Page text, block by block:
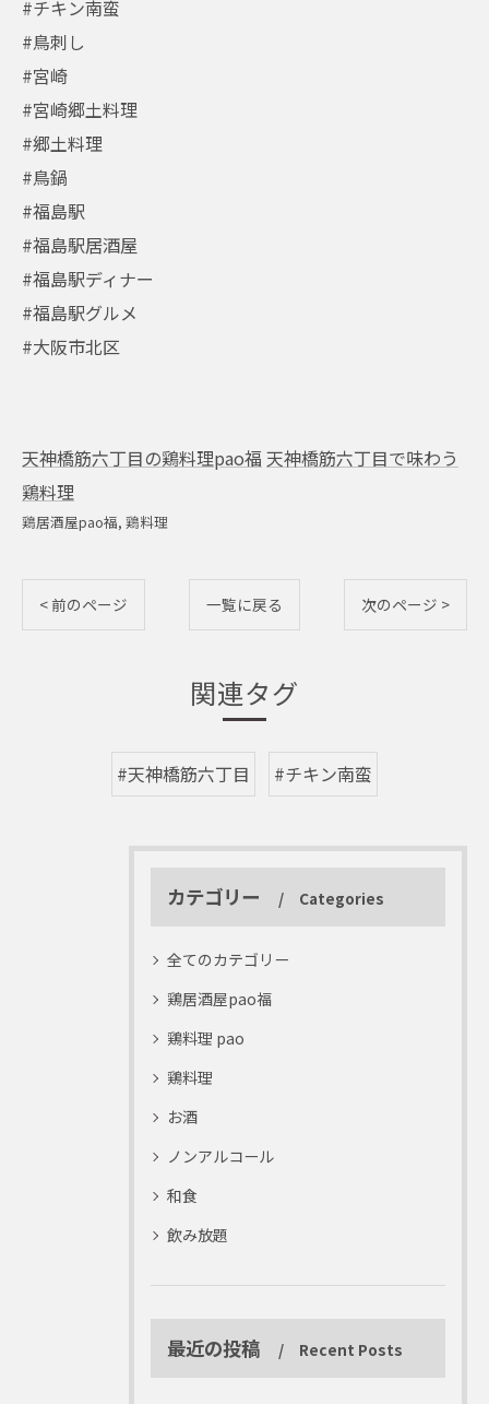
#チキン南蛮
#鳥刺し
#宮崎
#宮崎郷土料理
#郷土料理
#鳥鍋
#福島駅
#福島駅居酒屋
#福島駅ディナー
#福島駅グルメ
#大阪市北区
天神橋筋六丁目の鶏料理pao福 天神橋筋六丁目で味わう
鶏料理
鶏居酒屋pao福 鶏料理
< 前のページ 一覧に戻る 次のページ >
関連タグ
#天神橋筋六丁目 #チキン南蛮
カテゴリー Categories
全てのカテゴリー
鶏居酒屋pao福
鶏料理 pao
鶏料理
お酒
ノンアルコール
和食
飲み放題
最近の投稿 Recent Posts